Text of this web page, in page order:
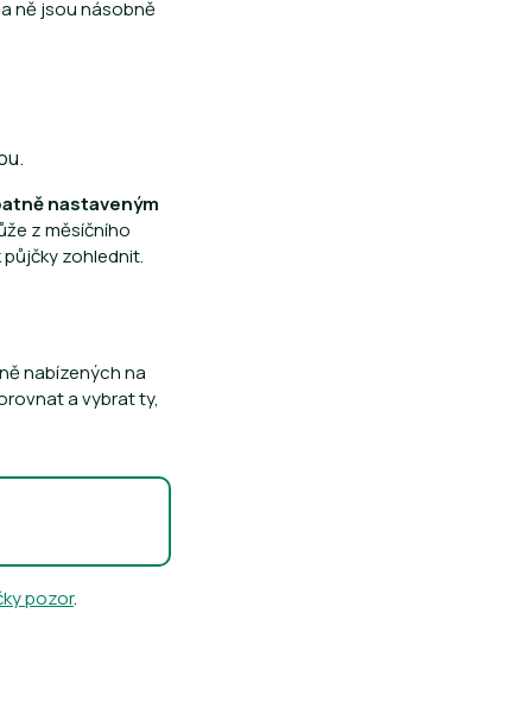
ně jsou násobně
nastaveným
z měsíčního
zohlednit.
nabízených na
a vybrat ty,
pozor.